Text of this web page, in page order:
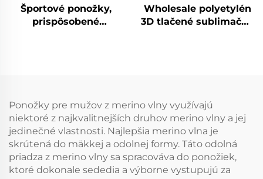
Športové ponožky,
prispôsobené
Wholesale polyetylén
3D tlačené sublimačné
Ponožky pre mužov z merino vlny využívajú
niektoré z najkvalitnejších druhov merino vlny a jej
jedinečné vlastnosti. Najlepšia merino vlna je
skrútená do mäkkej a odolnej formy. Táto odolná
priadza z merino vlny sa spracováva do ponožiek,
ktoré dokonale sededia a výborne vystupujú za